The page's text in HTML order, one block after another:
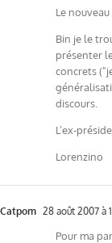
Le nouveau
Bin je le
présenter
concrets
discours.
L’ex-
Lorenzino
Catpom 28 août 2007 à
Pour ma